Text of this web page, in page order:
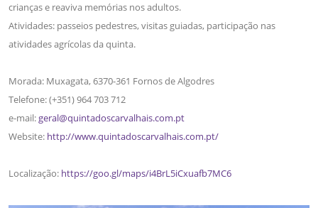
crianças e reaviva memórias nos adultos.
Atividades: passeios pedestres, visitas guiadas, participação nas
atividades agrícolas da quinta.
Morada: Muxagata, 6370-361 Fornos de Algodres
Telefone: (+351) 964 703 712
e-mail:geral@quintadoscarvalhais.com.pt
Website: http://www.quintadoscarvalhais.com.pt/
Localização: https://goo.gl/maps/i4BrL5iCxuafb7MC6